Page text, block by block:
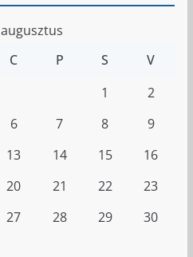
C P S V
1
2
6 7 8
9
13 14 15
16
20 21 22
23
27 28 29
30